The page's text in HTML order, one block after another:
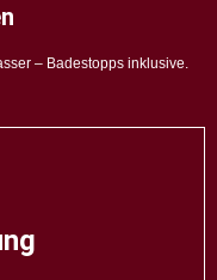
– Badestopps inklusive.